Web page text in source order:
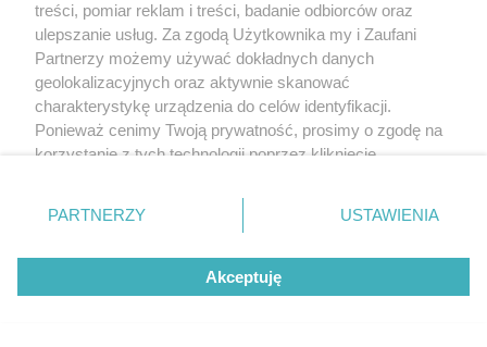
treści, pomiar reklam i treści, badanie odbiorców oraz
ulepszanie usług. Za zgodą Użytkownika my i Zaufani
Partnerzy możemy używać dokładnych danych
geolokalizacyjnych oraz aktywnie skanować
charakterystykę urządzenia do celów identyfikacji.
Ponieważ cenimy Twoją prywatność, prosimy o zgodę na
korzystanie z tych technologii poprzez kliknięcie
zmienić/wycofać klikając przycisk ustawień prywatności
znajdujący się w lewym dolnym rogu strony
rodzaje przetwarzania danych nie wymagają zgody
użytkownika, ale masz prawo sprzeciwić się takiemu
przetwarzaniu. Preferencje będą miały zastosowanie tylko
PARTNERZY USTAWIENIA
Akceptuję